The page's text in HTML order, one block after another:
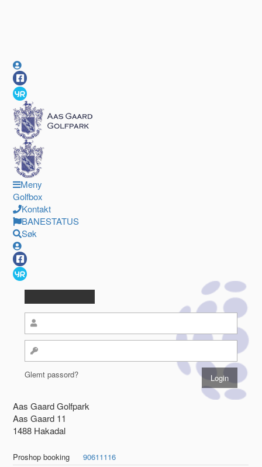
Meny
Golfbox
Kontakt
BANESTATUS
Søk
Glemt passord?
Aas Gaard Golfpark
Aas Gaard 11
1488 Hakadal
Proshop booking
90611116